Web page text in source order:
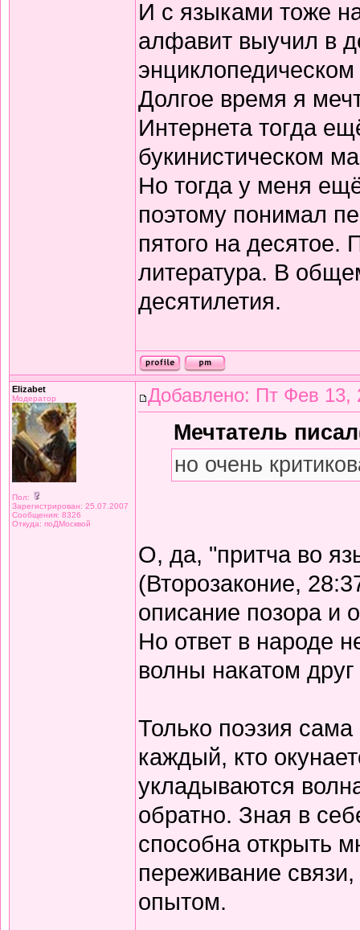
И с языками тоже
алфавит выучил в
Долгое время я
Интернета тогда
букинистическом
Но тогда у меня
поэтому понимал
пятого на десятое.
литература. В
десятилетия.
Elizabet
Модератор
Пол:
Зарегистрирован: 25.07.2007
Сообщения: 8326
Откуда: поДМосквой
Добавлено: Пт Фев 13,
Мечтатель
но очень
О, да, "притча во
(Второзаконие,
описание позора и
Но ответ в народе
волны накатом
Только поэзия
каждый, кто
укладываются
обратно. Зная в
способна открыть
переживание связи,
опытом.